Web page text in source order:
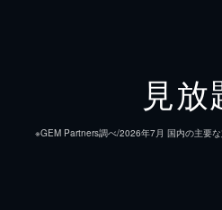
見
※GEM Partners調べ/2026年7⽉ 国内の主要